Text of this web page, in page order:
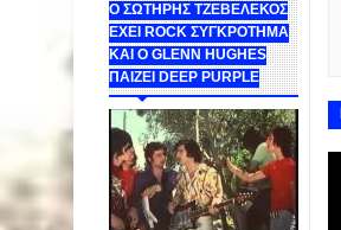
Ο ΣΩΤΗΡΗΣ ΤΖΕΒΕΛΕΚΟΣ
ΕΧΕΙ ROCK ΣΥΓΚΡΟΤΗΜΑ
ΚΑΙ Ο GLENN HUGHES
ΠΑΙΖΕΙ DEEP PURPLE